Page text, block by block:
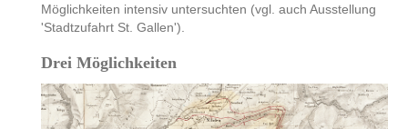
Möglichkeiten intensiv untersuchten (vgl. auch Ausstellung
'Stadtzufahrt St. Gallen').
Drei Möglichkeiten